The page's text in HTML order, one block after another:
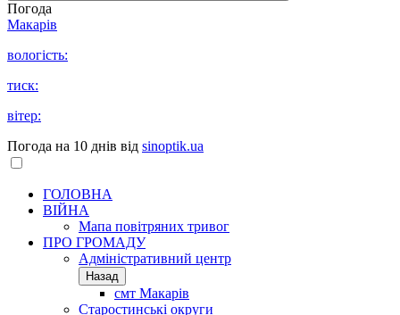
Погода
Макарів
вологість:
тиск:
вітер:
Погода на 10 днів від sinoptik.ua
ГОЛОВНА
ВІЙНА
Мапа повітряних тривог
ПРО ГРОМАДУ
Aдміністративний центр
Назад
смт Макарів
Старостинські округи